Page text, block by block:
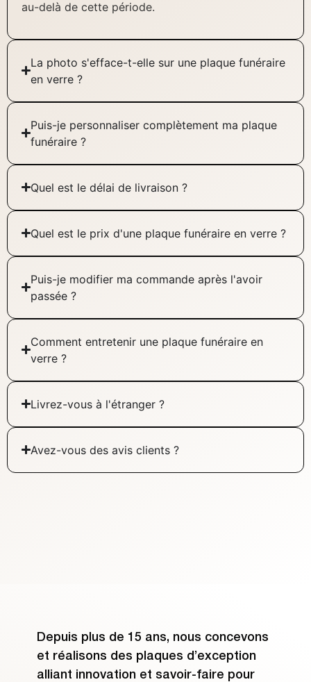
au-delà de cette période.
La photo s'efface-t-elle sur une plaque funéraire
en verre ?
Puis-je personnaliser complètement ma plaque
funéraire ?
Quel est le délai de livraison ?
Quel est le prix d'une plaque funéraire en verre ?
Puis-je modifier ma commande après l'avoir
passée ?
Comment entretenir une plaque funéraire en
verre ?
Livrez-vous à l'étranger ?
Avez-vous des avis clients ?
Depuis plus de 15 ans, nous concevons
et réalisons des plaques d’exception
alliant innovation et savoir-faire pour